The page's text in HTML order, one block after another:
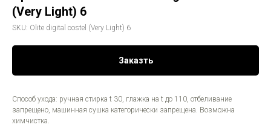
(Very Light) 6
SKU: Olite digital costel (Very Light) 6
Заказть
Способ ухода: ручная стирка t 30, глажка на t до 110, отбеливание
запрещено, машинная сушка категорически запрещена. Возможна
химчистка.